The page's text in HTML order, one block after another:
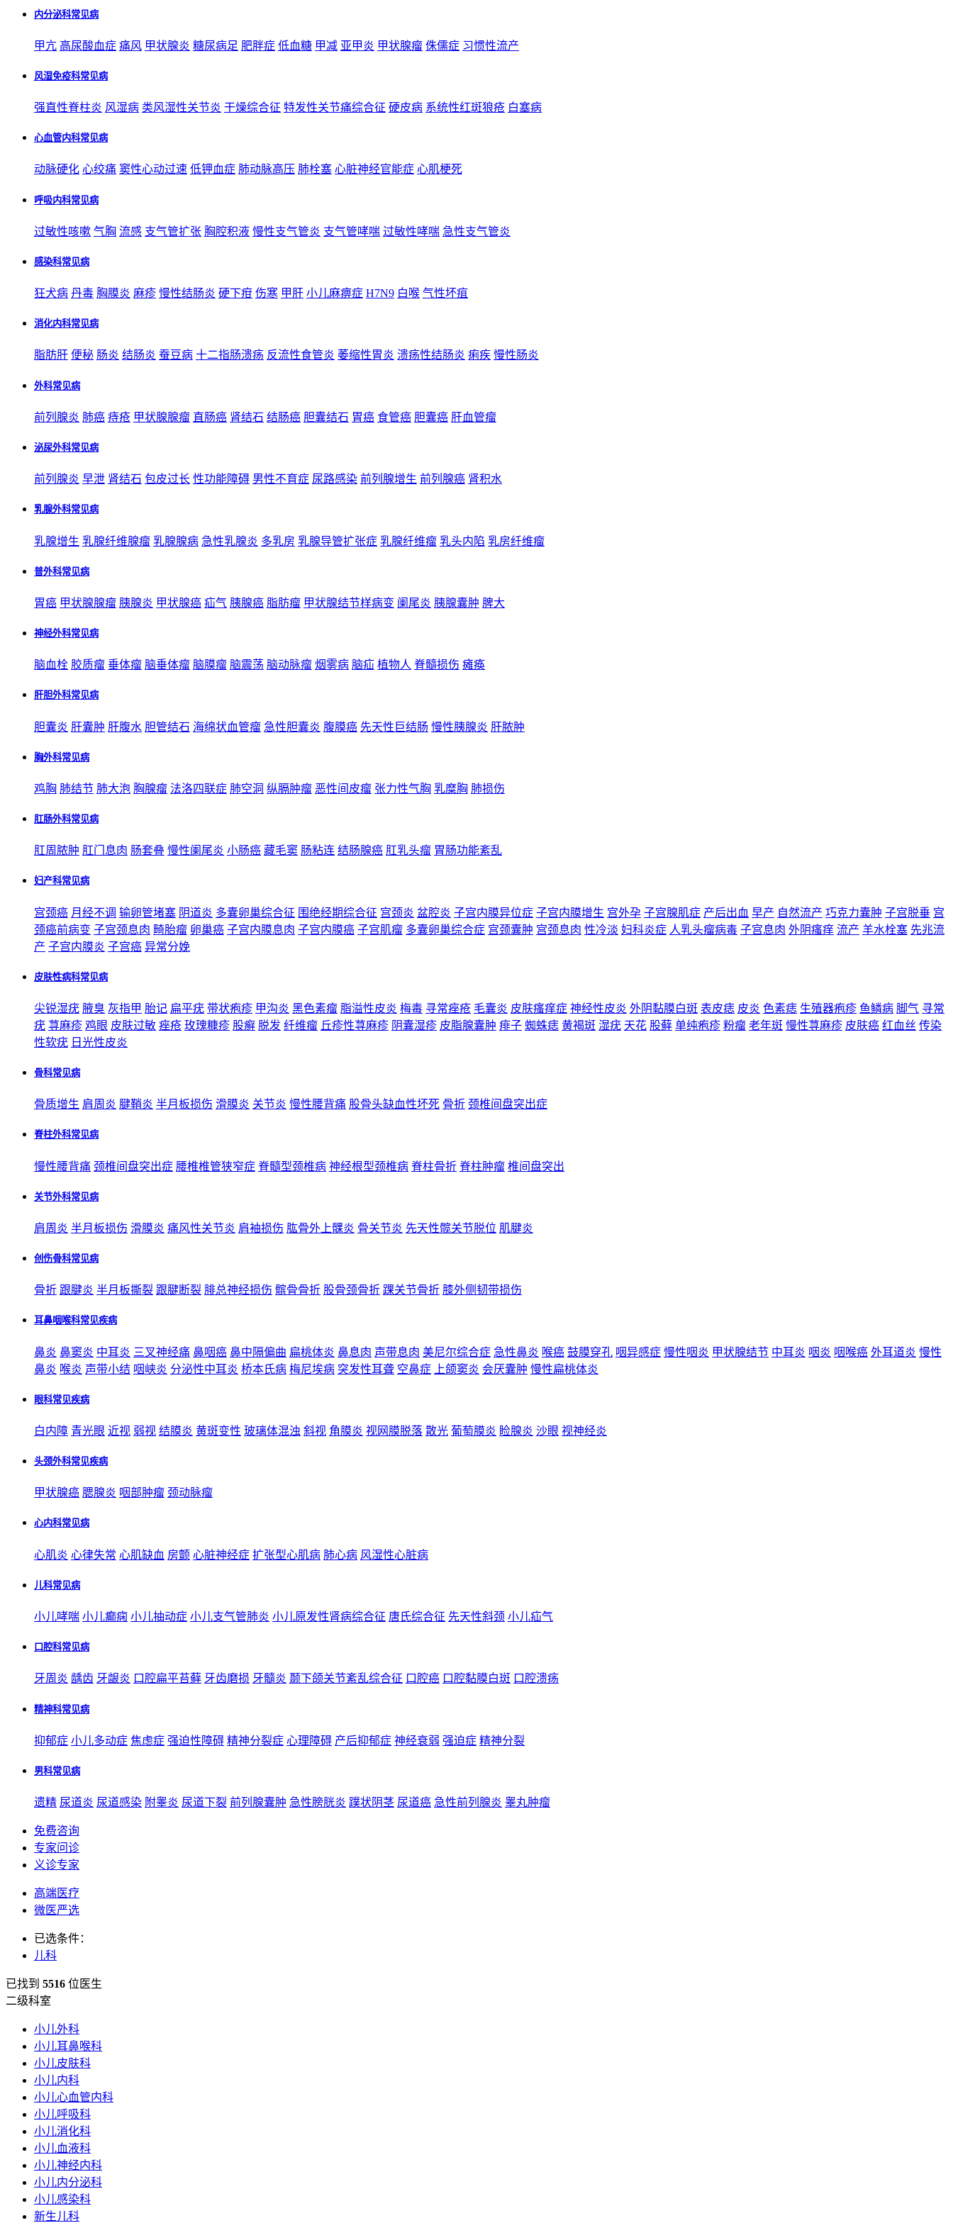
内分泌科常见病
甲亢 高尿酸血症 痛风 甲状腺炎 糖尿病足 肥胖症 低血糖 甲减 亚甲炎 甲状腺瘤 侏儒症 习惯性流产
风湿免疫科常见病
强直性脊柱炎 风湿病 类风湿性关节炎 干燥综合征 特发性关节痛综合征 硬皮病 系统性红斑狼疮 白塞病
心血管内科常见病
动脉硬化 心绞痛 窦性心动过速 低钾血症 肺动脉高压 肺栓塞 心脏神经官能症 心肌梗死
呼吸内科常见病
过敏性咳嗽 气胸 流感 支气管扩张 胸腔积液 慢性支气管炎 支气管哮喘 过敏性哮喘 急性支气管炎
感染科常见病
狂犬病 丹毒 胸膜炎 麻疹 慢性结肠炎 硬下疳 伤寒 甲肝 小儿麻痹症 H7N9 白喉 气性坏疽
消化内科常见病
脂肪肝 便秘 肠炎 结肠炎 蚕豆病 十二指肠溃疡 反流性食管炎 萎缩性胃炎 溃疡性结肠炎 痢疾 慢性肠炎
外科常见病
前列腺炎 肺癌 痔疮 甲状腺腺瘤 直肠癌 肾结石 结肠癌 胆囊结石 胃癌 食管癌 胆囊癌 肝血管瘤
泌尿外科常见病
前列腺炎 早泄 肾结石 包皮过长 性功能障碍 男性不育症 尿路感染 前列腺增生 前列腺癌 肾积水
乳腺外科常见病
乳腺增生 乳腺纤维腺瘤 乳腺腺病 急性乳腺炎 多乳房 乳腺导管扩张症 乳腺纤维瘤 乳头内陷 乳房纤维瘤
普外科常见病
胃癌 甲状腺腺瘤 胰腺炎 甲状腺癌 疝气 胰腺癌 脂肪瘤 甲状腺结节样病变 阑尾炎 胰腺囊肿 脾大
神经外科常见病
脑血栓 胶质瘤 垂体瘤 脑垂体瘤 脑膜瘤 脑震荡 脑动脉瘤 烟雾病 脑疝 植物人 脊髓损伤 瘫痪
肝胆外科常见病
胆囊炎 肝囊肿 肝腹水 胆管结石 海绵状血管瘤 急性胆囊炎 腹膜癌 先天性巨结肠 慢性胰腺炎 肝脓肿
胸外科常见病
鸡胸 肺结节 肺大泡 胸腺瘤 法洛四联症 肺空洞 纵膈肿瘤 恶性间皮瘤 张力性气胸 乳糜胸 肺损伤
肛肠外科常见病
肛周脓肿 肛门息肉 肠套叠 慢性阑尾炎 小肠癌 藏毛窦 肠粘连 结肠腺癌 肛乳头瘤 胃肠功能紊乱
妇产科常见病
宫颈癌 月经不调 输卵管堵塞 阴道炎 多囊卵巢综合征 围绝经期综合征 宫颈炎 盆腔炎 子宫内膜异位症 子宫内膜增生 宫外孕 子宫腺肌症 产后出血 早产 自然流产 巧克力囊肿 子宫脱垂 宫
颈癌前病变 子宫颈息肉 畸胎瘤 卵巢癌 子宫内膜息肉 子宫内膜癌 子宫肌瘤 多囊卵巢综合症 宫颈囊肿 宫颈息肉 性冷淡 妇科炎症 人乳头瘤病毒 子宫息肉 外阴瘙痒 流产 羊水栓塞 先兆流
产 子宫内膜炎 子宫癌 异常分娩
皮肤性病科常见病
尖锐湿疣 腋臭 灰指甲 胎记 扁平疣 带状疱疹 甲沟炎 黑色素瘤 脂溢性皮炎 梅毒 寻常痤疮 毛囊炎 皮肤瘙痒症 神经性皮炎 外阴黏膜白斑 表皮痣 皮炎 色素痣 生殖器疱疹 鱼鳞病 脚气 寻常
疣 荨麻疹 鸡眼 皮肤过敏 痤疮 玫瑰糠疹 股癣 脱发 纤维瘤 丘疹性荨麻疹 阴囊湿疹 皮脂腺囊肿 痱子 蜘蛛痣 黄褐斑 湿疣 天花 股藓 单纯疱疹 粉瘤 老年斑 慢性荨麻疹 皮肤癌 红血丝 传染
性软疣 日光性皮炎
骨科常见病
骨质增生 肩周炎 腱鞘炎 半月板损伤 滑膜炎 关节炎 慢性腰背痛 股骨头缺血性坏死 骨折 颈椎间盘突出症
脊柱外科常见病
慢性腰背痛 颈椎间盘突出症 腰椎椎管狭窄症 脊髓型颈椎病 神经根型颈椎病 脊柱骨折 脊柱肿瘤 椎间盘突出
关节外科常见病
肩周炎 半月板损伤 滑膜炎 痛风性关节炎 肩袖损伤 肱骨外上髁炎 骨关节炎 先天性髋关节脱位 肌腱炎
创伤骨科常见病
骨折 跟腱炎 半月板撕裂 跟腱断裂 腓总神经损伤 髌骨骨折 股骨颈骨折 踝关节骨折 膝外侧韧带损伤
耳鼻咽喉科常见疾病
鼻炎 鼻窦炎 中耳炎 三叉神经痛 鼻咽癌 鼻中隔偏曲 扁桃体炎 鼻息肉 声带息肉 美尼尔综合症 急性鼻炎 喉癌 鼓膜穿孔 咽异感症 慢性咽炎 甲状腺结节 中耳炎 咽炎 咽喉癌 外耳道炎 慢性
鼻炎 喉炎 声带小结 咽峡炎 分泌性中耳炎 桥本氏病 梅尼埃病 突发性耳聋 空鼻症 上颌窦炎 会厌囊肿 慢性扁桃体炎
眼科常见疾病
白内障 青光眼 近视 弱视 结膜炎 黄斑变性 玻璃体混浊 斜视 角膜炎 视网膜脱落 散光 葡萄膜炎 睑腺炎 沙眼 视神经炎
头颈外科常见疾病
甲状腺癌 腮腺炎 咽部肿瘤 颈动脉瘤
心内科常见病
心肌炎 心律失常 心肌缺血 房颤 心脏神经症 扩张型心肌病 肺心病 风湿性心脏病
儿科常见病
小儿哮喘 小儿癫痫 小儿抽动症 小儿支气管肺炎 小儿原发性肾病综合征 唐氏综合征 先天性斜颈 小儿疝气
口腔科常见病
牙周炎 龋齿 牙龈炎 口腔扁平苔藓 牙齿磨损 牙髓炎 颞下颌关节紊乱综合征 口腔癌 口腔黏膜白斑 口腔溃疡
精神科常见病
抑郁症 小儿多动症 焦虑症 强迫性障碍 精神分裂症 心理障碍 产后抑郁症 神经衰弱 强迫症 精神分裂
男科常见病
遗精 尿道炎 尿道感染 附睾炎 尿道下裂 前列腺囊肿 急性膀胱炎 蹼状阴茎 尿道癌 急性前列腺炎 睾丸肿瘤
免费咨询
专家问诊
义诊专家
高端医疗
微医严选
已选条件：
儿科
已找到 5516 位医生
二级科室
小儿外科
小儿耳鼻喉科
小儿皮肤科
小儿内科
小儿心血管内科
小儿呼吸科
小儿消化科
小儿血液科
小儿神经内科
小儿内分泌科
小儿感染科
新生儿科